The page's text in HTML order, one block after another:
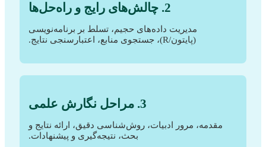
2. چالش‌های رایج و راه‌حل‌ها
مدیریت داده‌های حجیم، تسلط بر برنامه‌نویسی
(پایتون/R)، جستجوی منابع، اعتبارسنجی نتایج.
3. مراحل نگارش علمی
مقدمه، مرور ادبیات، روش‌شناسی دقیق، ارائه نتایج و
بحث، نتیجه‌گیری و پیشنهادات.